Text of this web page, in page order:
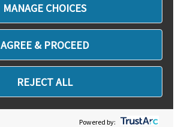
MANAGE CHOICES
AGREE & PROCEED
REJECT ALL
Powered by: